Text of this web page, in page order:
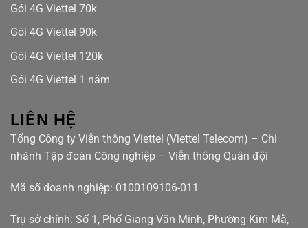
Gói 4G Viettel 70k
Gói 4G Viettel 90k
Gói 4G Viettel 120k
Gói 4G Viettel 1 năm
LIÊN HỆ
Tổng Công ty Viễn thông Viettel (Viettel Telecom) – Chi
nhánh Tập đoàn Công nghiệp – Viễn thông Quân đội
Mã số doanh nghiệp: 0100109106-011
Trụ sở chính: Số 1, Phố Giang Văn Minh, Phường Kim Mã,